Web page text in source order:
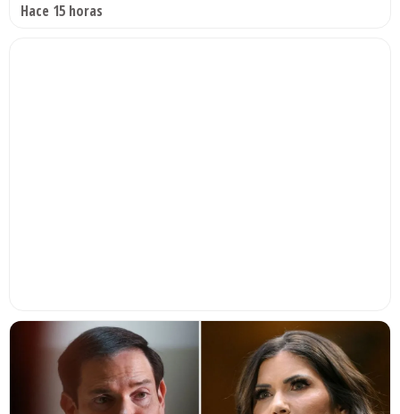
Hace 15 horas